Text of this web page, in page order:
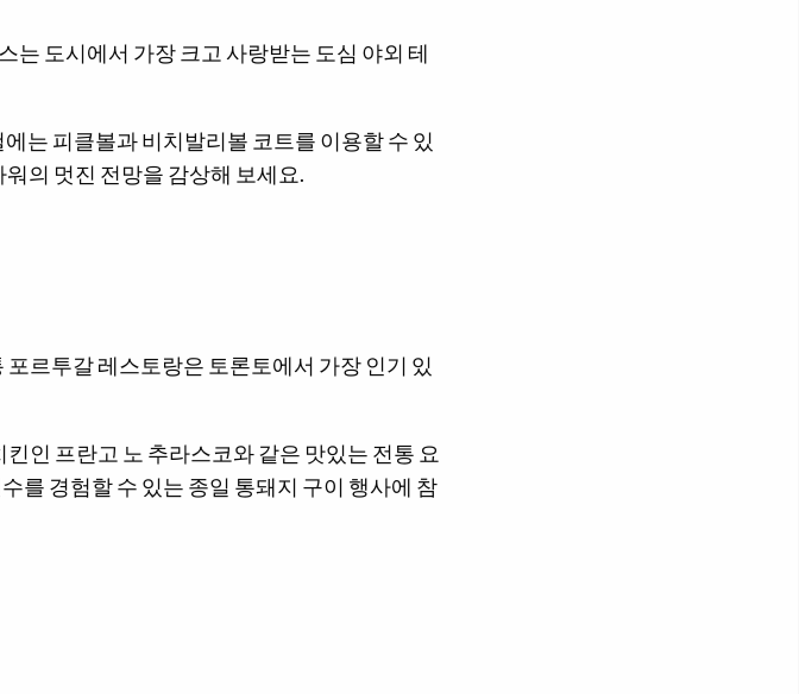
는 도시에서 가장 크고 사랑받는 도심 야외 테
는 피클볼과 비치발리볼 코트를 이용할 수 있
의 멋진 전망을 감상해 보세요.
르투갈 레스토랑은 토론토에서 가장 인기 있
인 프란고 노 추라스코와 같은 맛있는 전통 요
를 경험할 수 있는 종일 통돼지 구이 행사에 참